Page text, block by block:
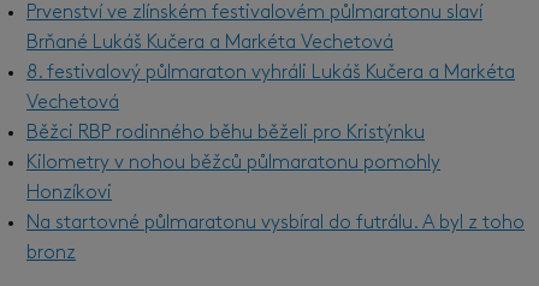
Prvenství ve zlínském festivalovém půlmaratonu slaví
Brňané Lukáš Kučera a Markéta Vechetová
8. festivalový půlmaraton vyhráli Lukáš Kučera a Markéta
Vechetová
Běžci RBP rodinného běhu běželi pro Kristýnku
Kilometry v nohou běžců půlmaratonu pomohly
Honzíkovi
Na startovné půlmaratonu vysbíral do futrálu. A byl z toho
bronz